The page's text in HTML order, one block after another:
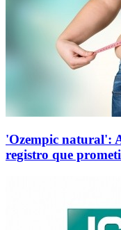
'Ozempic natural':
registro que